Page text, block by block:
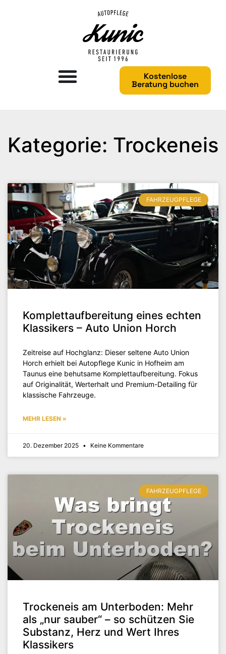
Kostenlose
Beratung buchen
Kategorie: Trockeneis
FAHRZEUGPFLEGE
Komplettaufbereitung eines echten
Klassikers – Auto Union Horch
Zeitreise auf Hochglanz: Dieser seltene Auto Union
Horch erhielt bei Autopflege Kunic in Hofheim am
Taunus eine behutsame Komplettaufbereitung. Fokus
auf Originalität, Werterhalt und Premium-Detailing für
klassische Fahrzeuge.
MEHR LESEN »
20. Dezember 2025 Keine Kommentare
FAHRZEUGPFLEGE
Trockeneis am Unterboden: Mehr
als „nur sauber“ – so schützen Sie
Substanz, Herz und Wert Ihres
Klassikers